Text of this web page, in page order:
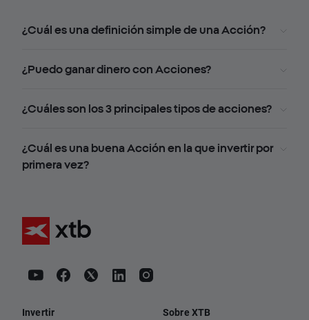
¿Cuál es una definición simple de una Acción?
¿Puedo ganar dinero con Acciones?
¿Cuáles son los 3 principales tipos de acciones?
¿Cuál es una buena Acción en la que invertir por
primera vez?
Invertir Sobre XTB